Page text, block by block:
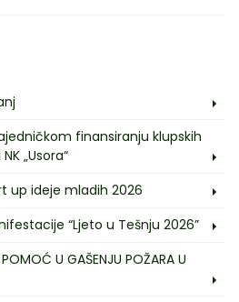
finansiranju klupskih
„Usora“
up ideje mladih 2026
“Ljeto u Tešnju 2026”
U GAŠENJU POŽARA U